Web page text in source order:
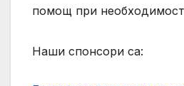
помощ при
Наши спонсори са: